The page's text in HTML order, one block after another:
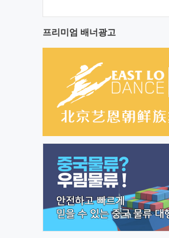
프리미엄 배너광고